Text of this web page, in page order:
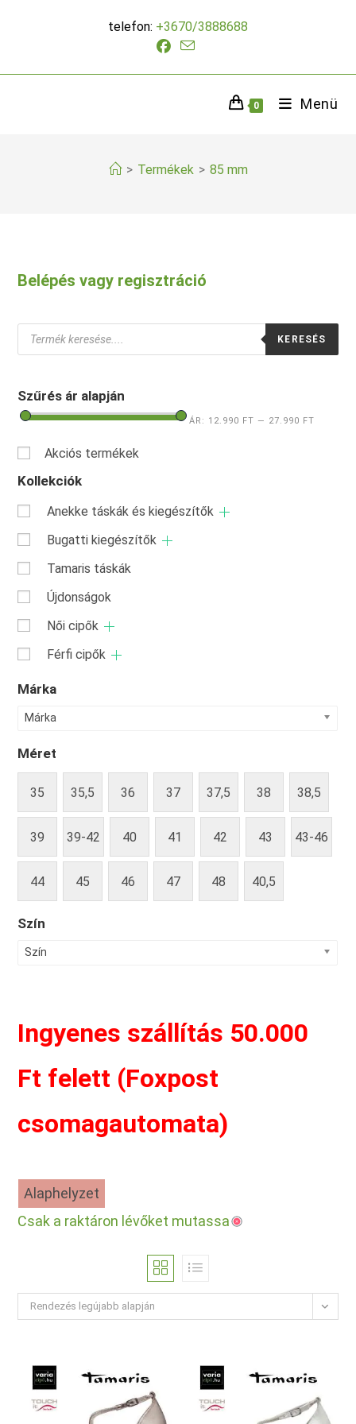
telefon: +3670/3888688
0 Menü
> Termékek > 85 mm
Belépés vagy regisztráció
Products
search
KERESÉS
Szűrés ár alapján
ÁR: 12.990 FT — 27.990 FT
Akciós termékek
Kollekciók
Anekke táskák és kiegészítők
Bugatti kiegészítők
Tamaris táskák
Újdonságok
Női cipők
Férfi cipők
Márka
Márka
Méret
35 35,5 36 37 37,5 38 38,5
39 39-42 40 41 42 43 43-46
44 45 46 47 48 40,5
Szín
Szín
Ingyenes szállítás 50.000
Ft felett (Foxpost
csomagautomata)
Alaphelyzet
Csak a raktáron lévőket mutassa
Rendezés legújabb alapján